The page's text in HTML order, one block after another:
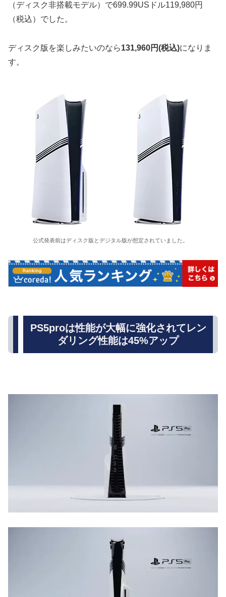
（ディスク非搭載モデル）で699.99USドル119,980円
（税込）でした。
ディスク版を楽しみたいのなら131,960円(税込)になりま
す。
公式発表前はディスク版とデジタル版が想定されていました。
PS5proは性能が大幅に強化されてレン
ダリング性能は45%アップ